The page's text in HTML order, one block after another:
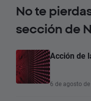
No te
sección de
Acción de
6 de agosto